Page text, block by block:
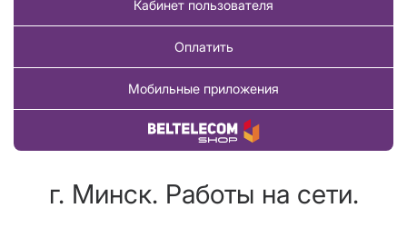
Кабинет пользователя
Оплатить
Мобильные приложения
Купить товар
г. Минск. Работы на сети.